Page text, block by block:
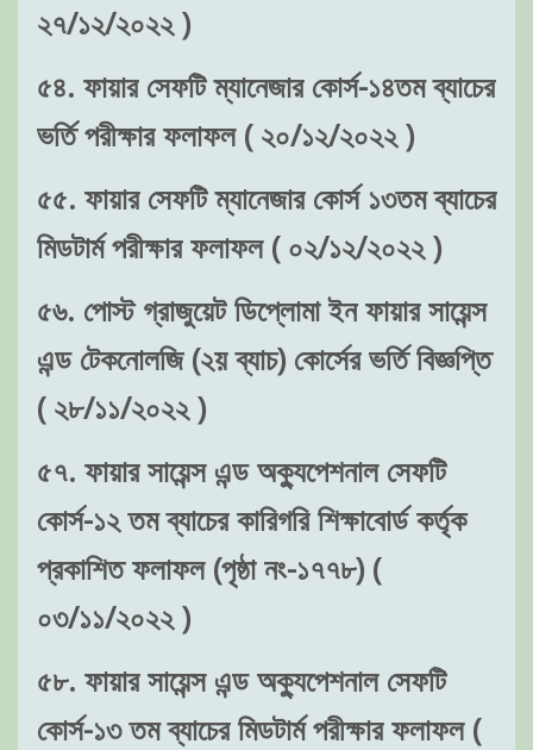
২৭/১২/২০২২ )
৫৪. ফায়ার সেফটি ম্যানেজার কোর্স-১৪তম ব্যাচের
ভর্তি পরীক্ষার ফলাফল ( ২০/১২/২০২২ )
৫৫. ফায়ার সেফটি ম্যানেজার কোর্স ১৩তম ব্যাচের
মিডটার্ম পরীক্ষার ফলাফল ( ০২/১২/২০২২ )
৫৬. পোস্ট গ্রাজুয়েট ডিপ্লোমা ইন ফায়ার সায়েন্স
এন্ড টেকনোলজি (২য় ব্যাচ) কোর্সের ভর্তি বিজ্ঞপ্তি
( ২৮/১১/২০২২ )
৫৭. ফায়ার সায়েন্স এন্ড অক্যুপেশনাল সেফটি
কোর্স-১২ তম ব্যাচের কারিগরি শিক্ষাবোর্ড কর্তৃক
প্রকাশিত ফলাফল (পৃষ্ঠা নং-১৭৭৮) (
০৩/১১/২০২২ )
৫৮. ফায়ার সায়েন্স এন্ড অক্যুপেশনাল সেফটি
কোর্স-১৩ তম ব্যাচের মিডটার্ম পরীক্ষার ফলাফল (